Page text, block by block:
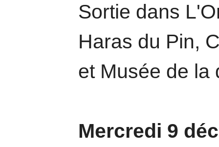
Sortie dans
Haras du Pin,
et Musée de la
Mercredi 9